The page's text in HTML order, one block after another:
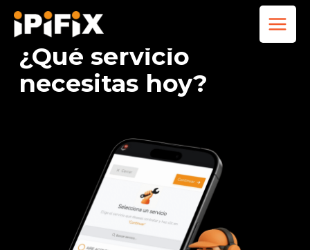
contenido
¿Qué servicio
necesitas hoy?